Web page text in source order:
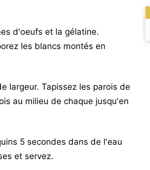
d'oeufs et la gélatine.
les blancs montés en
largeur. Tapissez les parois de
au milieu de chaque jusqu'en
5 secondes dans de l'eau
et servez.